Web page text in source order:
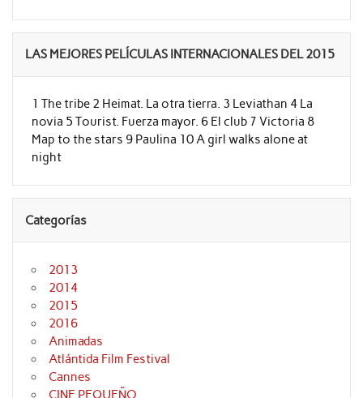
LAS MEJORES PELÍCULAS INTERNACIONALES DEL 2015
1 The tribe 2 Heimat. La otra tierra. 3 Leviathan 4 La
novia 5 Tourist. Fuerza mayor. 6 El club 7 Victoria 8
Map to the stars 9 Paulina 10 A girl walks alone at
night
Categorías
2013
2014
2015
2016
Animadas
Atlántida Film Festival
Cannes
CINE PEQUEÑO